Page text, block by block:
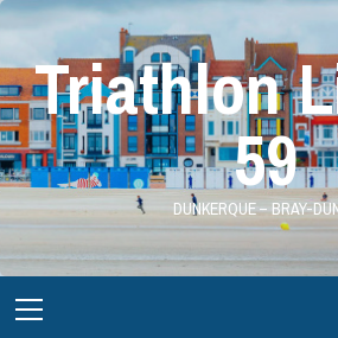
Skip
contentTriathlon
59
DUNKERQUE – BRAY-
Menu